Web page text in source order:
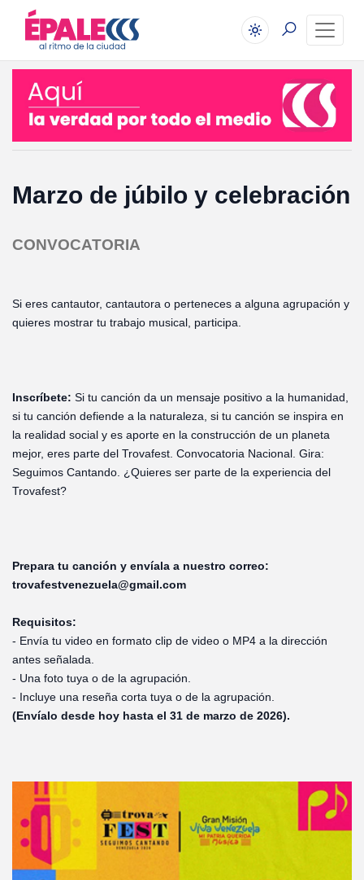
Marzo de júbilo y celebración
CONVOCATORIA
Si eres cantautor, cantautora o perteneces a alguna agrupación y
quieres mostrar tu trabajo musical, participa.
Inscríbete: Si tu canción da un mensaje positivo a la humanidad,
si tu canción defiende a la naturaleza, si tu canción se inspira en
la realidad social y es aporte en la construcción de un planeta
mejor, eres parte del Trovafest. Convocatoria Nacional. Gira:
Seguimos Cantando. ¿Quieres ser parte de la experiencia del
Trovafest?
Prepara tu canción y envíala a nuestro correo:
trovafestvenezuela@gmail.com
Requisitos:
- Envía tu video en formato clip de video o MP4 a la dirección
antes señalada.
- Una foto tuya o de la agrupación.
- Incluye una reseña corta tuya o de la agrupación.
(Envíalo desde hoy hasta el 31 de marzo de 2026).